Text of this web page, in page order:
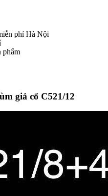
phí Hà Nội
phẩm
giả cổ C521/12